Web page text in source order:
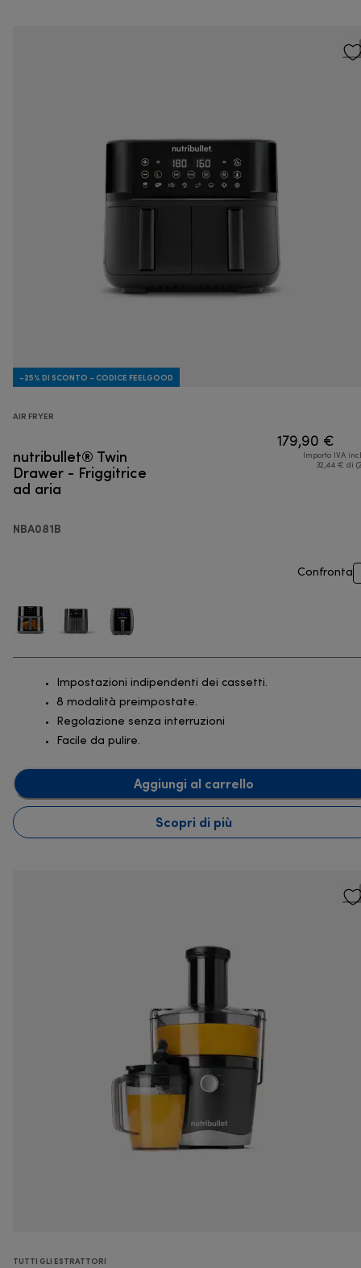
-25% DI SCONTO - CODICE FEELGOOD
AIR FRYER
nutribullet® Twin
Drawer - Friggitrice
ad aria
NBA081B
179,90 €
Importo IVA
32,44 € di
Confronta
Impostazioni indipendenti dei cassetti.
8 modalità preimpostate.
Regolazione senza interruzioni
Facile da pulire.
Aggiungi al carrello
Scopri di più
TUTTI GLI ESTRATTORI